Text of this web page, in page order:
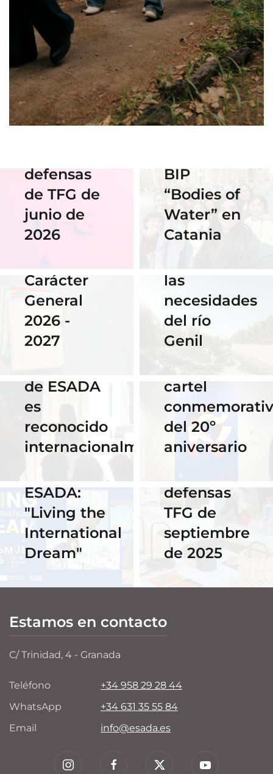
17 Junio 2026
Horario y
acceso al
defensas
de TFG de
junio de
2026
01 Junio 2026
Estudiantes
de Diseño
Gráfico
participan
BIP
“Bodies of
Water” en
Catania
14 Abril 2026
Carácter
General
2026 -
2027
06 Abril 2026
Cauce: El
diseño que
las
necesidades
del río
Genil
28 Noviembre
2025
de ESADA
es
reconocido
internacionalmente
18 Noviembre
2025
Nuestra
alumna
gana el
concurso
del
Instituto
Cervantes
de Praga
cartel
del 20º
aniversario
02 Octubre 2025
Celebra los
#ErasmusDays
ESADA:
"Living the
International
Dream"
16 Septiembre
2025
Horario y
acceso al
streaming
de las
defensas
TFG de
septiembre
de 2025
Estamos en contacto
C/ Trinidad, 4 - Granada
Teléfono
+34 958 29 28 44
WhatsApp
+34 631 35 55 84
Email
info@esada.es